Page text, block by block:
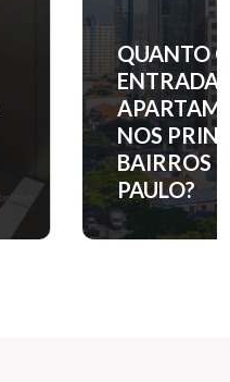
QUANTO
ENTRADA
NOS
BAIRROS
PAULO?